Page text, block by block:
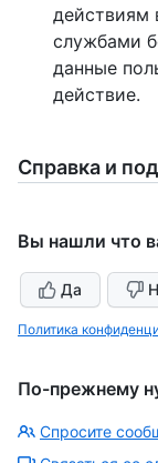
действиям
службами
данные
действие.
Справка и
Вы нашли что
Да
Политика
По-прежнему
Спросите